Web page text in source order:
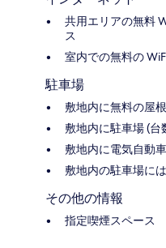
共用エリアの無料
ス
室内での無料の
駐車場
敷地内に無料の屋
敷地内に駐車場 (台
敷地内に電気自動
敷地内の駐車場に
その他の情報
指定喫煙スペース